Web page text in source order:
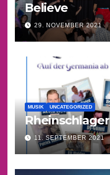
Believe
29. NOVEMBER 2021
MUSIK UNCATEGORIZED
Rheinschlager
11. SEPTEMBER 2021